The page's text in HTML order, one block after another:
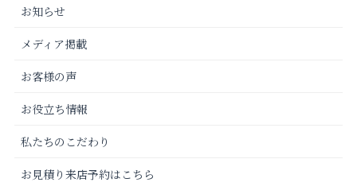
お知らせ
メディア掲載
お客様の声
お役立ち情報
私たちのこだわり
お見積り来店予約はこちら